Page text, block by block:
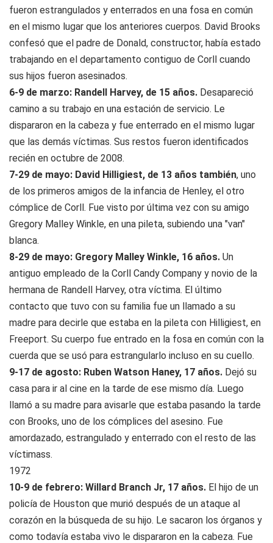
fueron estrangulados y enterrados en una fosa en común
en el mismo lugar que los anteriores cuerpos. David Brooks
confesó que el padre de Donald, constructor, había estado
trabajando en el departamento contiguo de Corll cuando
sus hijos fueron asesinados.
6-9 de marzo: Randell Harvey, de 15 años. Desapareció
camino a su trabajo en una estación de servicio. Le
dispararon en la cabeza y fue enterrado en el mismo lugar
que las demás víctimas. Sus restos fueron identificados
recién en octubre de 2008.
7-29 de mayo: David Hilligiest, de 13 años también, uno
de los primeros amigos de la infancia de Henley, el otro
cómplice de Corll. Fue visto por última vez con su amigo
Gregory Malley Winkle, en una pileta, subiendo una "van"
blanca.
8-29 de mayo: Gregory Malley Winkle, 16 años. Un
antiguo empleado de la Corll Candy Company y novio de la
hermana de Randell Harvey, otra víctima. El último
contacto que tuvo con su familia fue un llamado a su
madre para decirle que estaba en la pileta con Hilligiest, en
Freeport. Su cuerpo fue entrado en la fosa en común con la
cuerda que se usó para estrangularlo incluso en su cuello.
9-17 de agosto: Ruben Watson Haney, 17 años. Dejó su
casa para ir al cine en la tarde de ese mismo día. Luego
llamó a su madre para avisarle que estaba pasando la tarde
con Brooks, uno de los cómplices del asesino. Fue
amordazado, estrangulado y enterrado con el resto de las
víctimass.
1972
10-9 de febrero: Willard Branch Jr, 17 años. El hijo de un
policía de Houston que murió después de un ataque al
corazón en la búsqueda de su hijo. Le sacaron los órganos y
como todavía estaba vivo le dispararon en la cabeza. Fue